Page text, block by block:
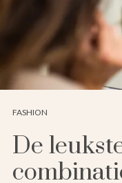
FASHION
De